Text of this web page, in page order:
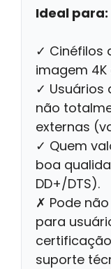
Ideal para:
✓ Cinéfilos
imagem
✓ Usuários
não
externas
✓ Quem
boa
DD+/DTS).
✗ Pode
para
suporte